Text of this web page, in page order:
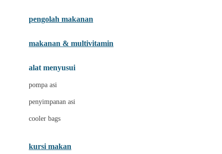
Joolz
Leclerc
pengolah makanan
makanan & multivitamin
alat menyusui
pompa asi
penyimpanan asi
cooler bags
kursi makan